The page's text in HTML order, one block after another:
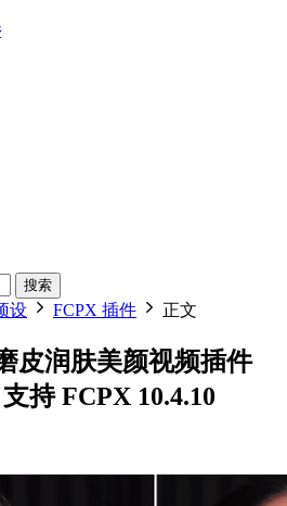
搜索
设 FCPX 插件 正文
皮润肤美颜视频插件
持 FCPX 10.4.10